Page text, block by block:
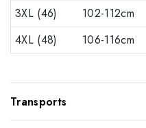
3XL (46)
102-112cm
4XL (48)
106-116cm
Transports